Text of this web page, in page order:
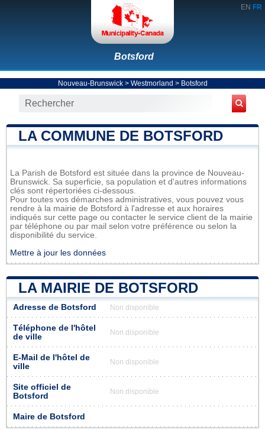
EN FR
Botsford
Nouveau-Brunswick> Westmorland > Botsford
LA COMMUNE DE BOTSFORD
La Parish de Botsford est située dans la province de Nouveau-
Brunswick. Sa superficie, sa population et d'autres informations
clés sont répertoriées ci-dessous.
Pour toutes vos démarches administratives, vous pouvez vous
rendre à la mairie de Botsford à l'adresse et aux horaires
indiqués sur cette page ou contacter le service client de la mairie
par téléphone ou par mail selon votre préférence ou selon la
disponibilité du service.
Mettre à jour les données
LA MAIRIE DE BOTSFORD
Adresse de Botsford Non disponible
Téléphone de l'hôtel
de ville
Non disponible
E-Mail de l'hôtel de
ville
Non disponible
Site officiel de
Botsford
Non disponible
Maire de Botsford